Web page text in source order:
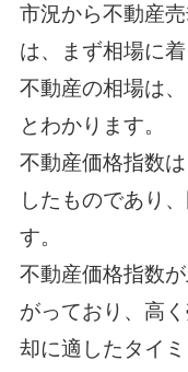
市況から不動産
は、まず相場に着
不動産の相場は
とわかります。
不動産価格指数
したものであり
す。
不動産価格指数
がっており、高
却に適したタイ